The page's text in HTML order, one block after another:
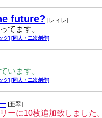
future? [レィレ]
てます。
ク] [同人・二次創作]
います。
ク] [同人・二次創作]
[亜翠]
ーに10枚追加致しました。